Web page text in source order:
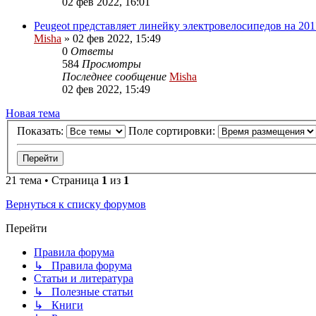
Peugeot представляет линейку электровелосипедов на
Misha » 02 фев 2022, 15:49
0 Ответы
584 Просмотры
Последнее сообщение Misha
02 фев 2022, 15:49
Новая тема
Показать:
Поле сортировки:
21 тема • Страница 1 из 1
Вернуться к списку форумов
Перейти
Правила форума
↳ Правила форума
Статьи и литература
↳ Полезные статьи
↳ Книги